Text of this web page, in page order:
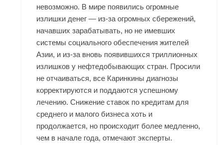
невозможно. В мире появились огромные
излишки денег — из-за огромных сбережений,
начавших зарабатывать, но не имевших
системы социального обеспечения жителей
Азии, и из-за вновь появившихся триллионных
излишков у нефтедобывающих стран. Просили
не отчаиваться, все Каринкины диагнозы
корректируются и поддаются успешному
лечению. Снижение ставок по кредитам для
среднего и малого бизнеса хоть и
продолжается, но происходит более медленно,
чем в начале года, отмечают эксперты.